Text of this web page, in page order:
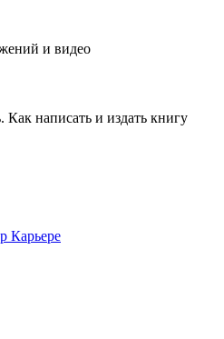
и видео
Как написать и издать книгу
Карьере